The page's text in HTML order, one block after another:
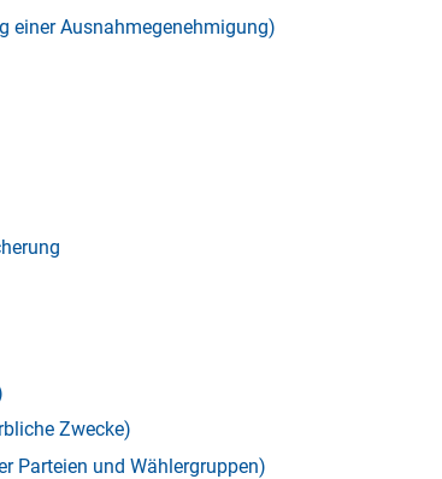
einer Ausnahmegenehmigung)
Zwecke)
Parteien und Wählergruppen)